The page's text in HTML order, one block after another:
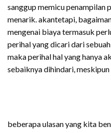
sanggup memicu penampilan
menarik. akantetapi,
mengenai biaya termasuk
perihal yang dicari dari
maka perihal hal yang hanya
sebaiknya dihindari,
beberapa ulasan yang kita